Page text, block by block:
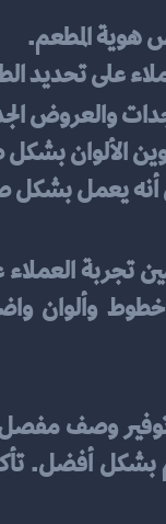
هوية المطعم.
على تحديد
والعروض
الألوان
أنه يعمل